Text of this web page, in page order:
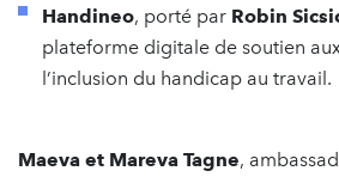
Handineo, porté par Robin
plateforme digitale de soutien
l’inclusion du handicap au travail.
Maeva et Mareva Tagne,